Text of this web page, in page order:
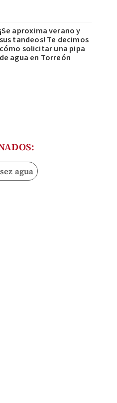
¡Se aproxima verano y
sus tandeos! Te decimos
cómo solicitar una pipa
de agua en Torreón
agua